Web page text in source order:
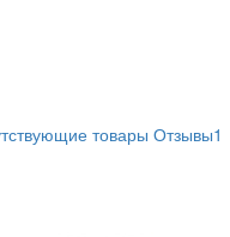
товары Отзывы1